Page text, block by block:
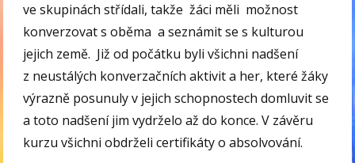
ve skupinách střídali, takže žáci měli možnost
konverzovat s oběma a seznámit se s kulturou
jejich země. Již od počátku byli všichni nadšení
z neustálých konverzačních aktivit a her, které žáky
výrazně posunuly v jejich schopnostech domluvit se
a toto nadšení jim vydrželo až do konce. V závěru
kurzu všichni obdrželi certifikáty o absolvování.